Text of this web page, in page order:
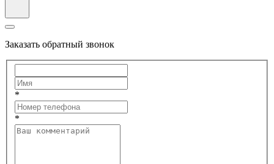
Заказать обратный звонок
*
*